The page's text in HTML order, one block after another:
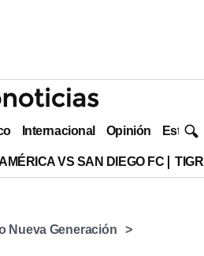
Internacional Opinión Estilo
VS SAN DIEGO FC
Nueva Generación